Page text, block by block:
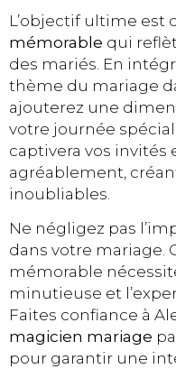
L’objectif ultime est
mémorable qui
des mariés. En
thème du mariage
ajouterez une
votre journée
captivera vos invités
agréablement,
inoubliables.
Ne négligez pas
dans votre mariage.
mémorable
minutieuse et
Faites confiance à
magicien mariage
pour garantir une